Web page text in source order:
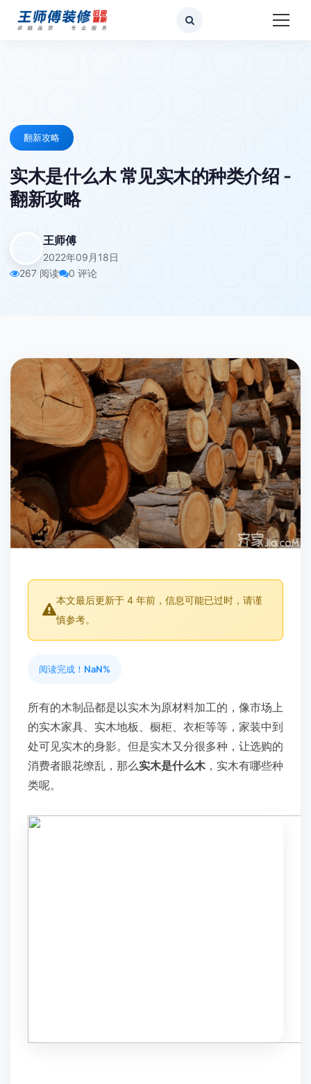
翻新攻略
实木是什么木 常见实木的种类介绍 -
翻新攻略
王师傅
2022年09月18日
267 阅读
0 评论
本文最后更新于 4 年前，信息可能已过时，请谨
慎参考。
阅读完成！ NaN%
所有的木制品都是以实木为原材料加工的，像市场上
的实木家具、实木地板、橱柜、衣柜等等，家装中到
处可见实木的身影。但是实木又分很多种，让选购的
消费者眼花缭乱，那么实木是什么木，实木有哪些种
类呢。